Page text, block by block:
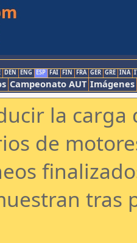
DEN ENG ESP FAI FIN FRA GER GRE INA
Campeonato AUT Imágenes
la
de
tras